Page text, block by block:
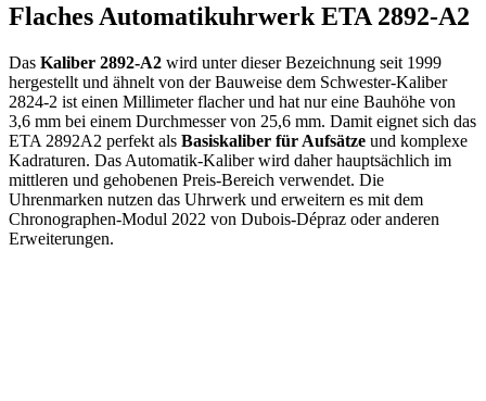
Flaches Automatikuhrwerk ETA 2892-A2
Das Kaliber 2892-A2 wird unter dieser Bezeichnung seit 1999
hergestellt und ähnelt von der Bauweise dem Schwester-Kaliber
2824-2 ist einen Millimeter flacher und hat nur eine Bauhöhe von
3,6 mm bei einem Durchmesser von 25,6 mm. Damit eignet sich das
ETA 2892A2 perfekt als Basiskaliber für Aufsätze und komplexe
Kadraturen. Das Automatik-Kaliber wird daher hauptsächlich im
mittleren und gehobenen Preis-Bereich verwendet. Die
Uhrenmarken nutzen das Uhrwerk und erweitern es mit dem
Chronographen-Modul 2022 von Dubois-Dépraz oder anderen
Erweiterungen.